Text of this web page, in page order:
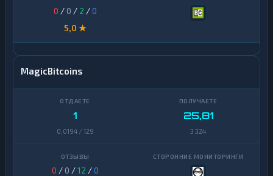
0 / 0 / 2 /0
5,0 ★
MagicBitcoins
1
0,0194 / 129
25,81
3 324
0 / 0 /12 /0